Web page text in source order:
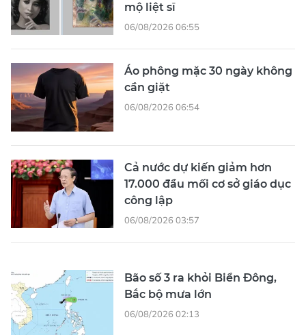
mộ liệt sĩ
06/08/2026 06:55
Áo phông mặc 30 ngày không
cần giặt
06/08/2026 06:54
Cả nước dự kiến giảm hơn
17.000 đầu mối cơ sở giáo dục
công lập
06/08/2026 03:57
Bão số 3 ra khỏi Biển Đông,
Bắc bộ mưa lớn
06/08/2026 02:13